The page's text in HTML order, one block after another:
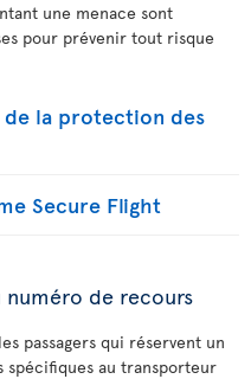
une menace sont
pour prévenir tout risque
de la protection des
Secure Flight
de recours
passagers qui réservent un
au transporteur